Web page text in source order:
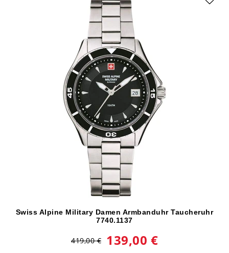
Swiss Alpine Military Damen Armbanduhr Taucheruhr
7740.1137
419,00 € 139,00 €